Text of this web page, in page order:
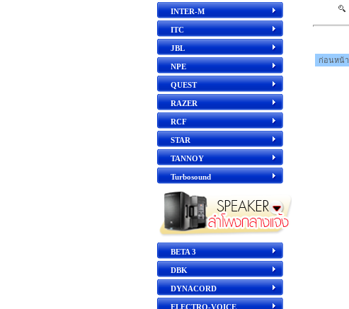
INTER-M
ITC
JBL
NPE
QUEST
RAZER
RCF
STAR
TANNOY
Turbosound
BETA 3
DBK
DYNACORD
ELECTRO-VOICE
ก่อนหน้า